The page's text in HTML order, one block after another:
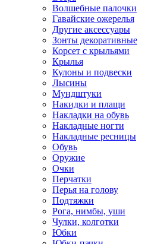
Волшебные палочки
Гавайские ожерелья
Другие аксессуары
Зонты декоративные
Корсет с крыльями
Крылья
Кулоны и подвески
Лысины
Мундштуки
Накидки и плащи
Накладки на обувь
Накладные ногти
Накладные ресницы
Обувь
Оружие
Очки
Перчатки
Перья на голову
Подтяжки
Рога, нимбы, уши
Чулки, колготки
Юбки